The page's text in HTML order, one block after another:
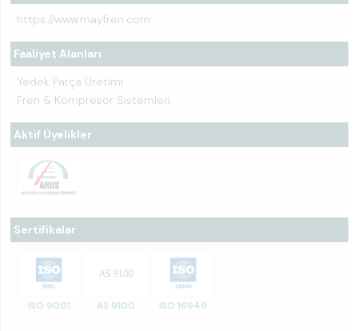
https://www.mayfren.com
Faaliyet Alanları
Yedek Parça Üretimi
Fren & Kompresör Sistemleri
Aktif Üyelikler
Sertifikalar
ISO 9001 AS 9100 ISO 16949